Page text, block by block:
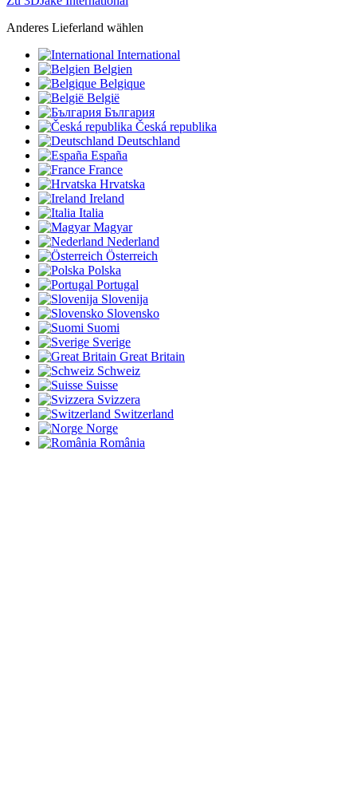
Anderes Lieferland wählen
International
Belgien
Belgique
België
България
Česká republika
Deutschland
España
France
Hrvatska
Ireland
Italia
Magyar
Nederland
Österreich
Polska
Portugal
Slovenija
Slovensko
Suomi
Sverige
Great Britain
Schweiz
Suisse
Svizzera
Switzerland
Norge
România